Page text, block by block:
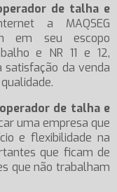
de talha e
a MAQSEG
em seu escopo
e NR 11 e 12,
da venda
de talha e
uma empresa que
e flexibilidade na
que ficam de
que não trabalham